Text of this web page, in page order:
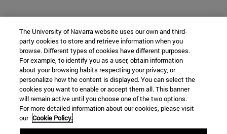
The University of Navarra website uses our own and third-
party cookies to store and retrieve information when you
browse. Different types of cookies have different purposes.
For example, to identify you as a user, obtain information
about your browsing habits respecting your privacy, or
personalize how the content is displayed. You can select the
cookies you want to enable or accept them all. This banner
will remain active until you choose one of the two options.
For more detailed information about our cookies, please visit
our Cookie Policy.